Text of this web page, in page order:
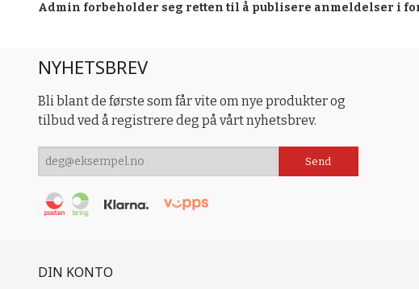
Admin forbeholder seg retten til å publisere anmeldelser i
NYHETSBREV
Bli blant de første som får vite om nye produkter og
tilbud ved å registrere deg på vårt nyhetsbrev.
DIN KONTO